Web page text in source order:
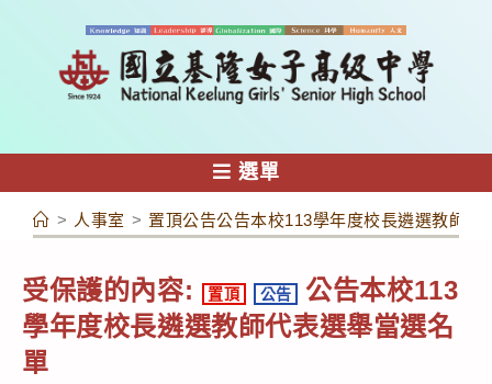
容
選單
> 人事室 > 置頂公告公告本校113學年度校長遴選教師代
受保護的內容: 置頂 公告
公告本校113
學年度校長遴選教師代表選舉當選名
單